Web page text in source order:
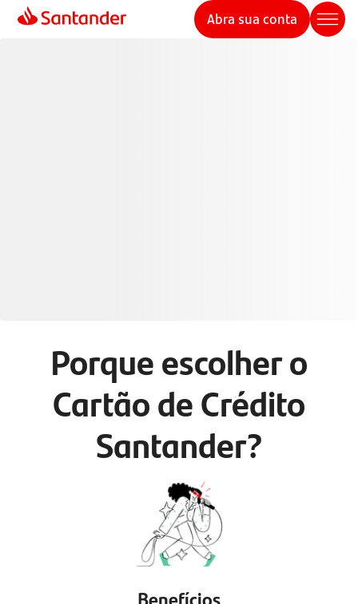
Abra sua conta
Porque escolher o
Cartão de Crédito
Santander?
Benefícios